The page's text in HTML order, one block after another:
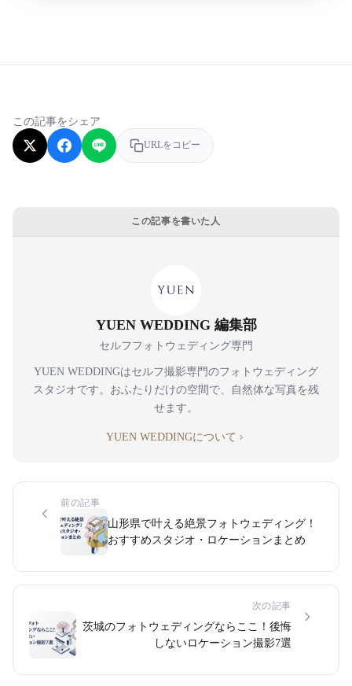
この記事をシェア
URLをコピー
この記事を書いた人
YUEN WEDDING 編集部
セルフフォトウェディング専門
YUEN WEDDINGはセルフ撮影専門のフォトウェディング
スタジオです。おふたりだけの空間で、自然体な写真を残
せます。
YUEN WEDDINGについて
前の記事
山形県で叶える絶景フォトウェディング！
おすすめスタジオ・ロケーションまとめ
次の記事
茨城のフォトウェディングならここ！後悔
しないロケーション撮影7選